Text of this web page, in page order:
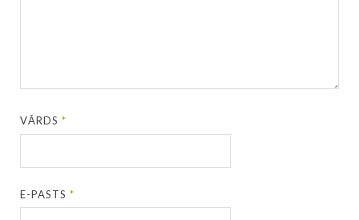
VĀRDS*
E-PASTS*